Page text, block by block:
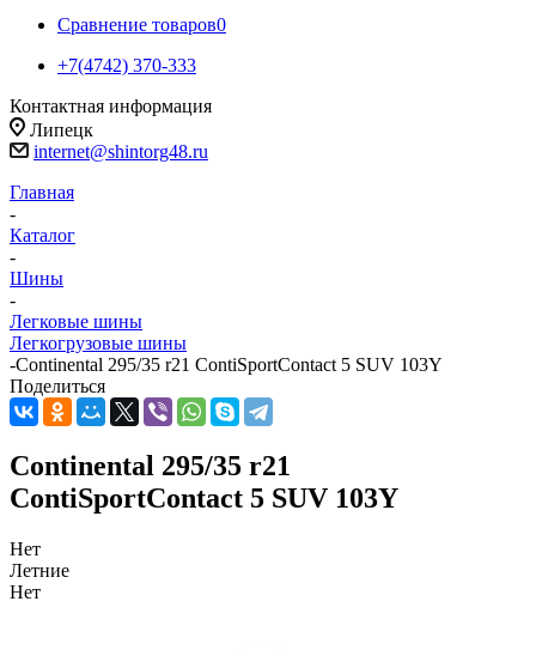
Сравнение товаров0
+7(4742) 370-333
Контактная информация
Липецк
internet@shintorg48.ru
Главная
-
Каталог
-
Шины
-
Легковые шины
Легкогрузовые шины
-Continental 295/35 r21 ContiSportContact 5 SUV 103Y
Поделиться
Continental 295/35 r21
ContiSportContact 5 SUV 103Y
Нет
Летние
Нет